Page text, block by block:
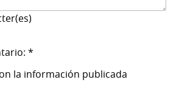
*
la información publicada